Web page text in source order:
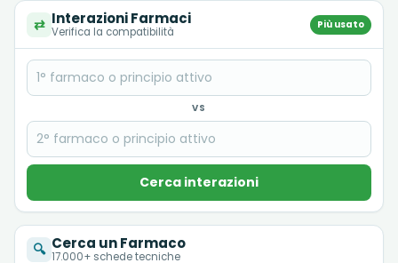
⇄ Interazioni Farmaci
Verifica la compatibilità
Più usato
VS
Cerca interazioni
🔍 Cerca un Farmaco
17.000+ schede tecniche